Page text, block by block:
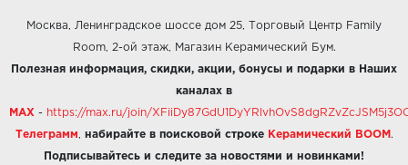
Москва, Ленинградское шоссе дом 25, Торговый Центр Family
Room, 2-ой этаж, Магазин Керамический Бум.
Полезная информация, скидки, акции, бонусы и подарки в Наших
каналах в
MAX - https://max.ru/join/
Телеграмм набирайте в поисковой строке Керамический BOOM .
Подписывайтесь и следите за новостями и новинками!